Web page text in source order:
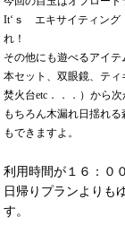
It‘ｓ エキサイティング
れ！
その他にも遊べるアイ
本セット、双眼鏡、ティ
焚火台etc ．．．）から
もちろん木漏れ日揺れ
もできますよ。
利用時間が１６：０
日帰りプランよりも
す。